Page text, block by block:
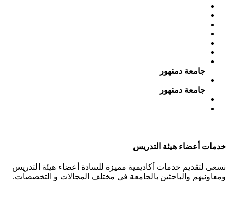
جامعة دمنهور
جامعة دمنهور
خدمات أعضاء هيئة التدريس
نسعى لتقديم خدمات أكاديمية مميزة للسادة أعضاء هيئة التدريس
ومعاونيهم والباحثين بالجامعة فى مختلف المجالات و التخصصات.